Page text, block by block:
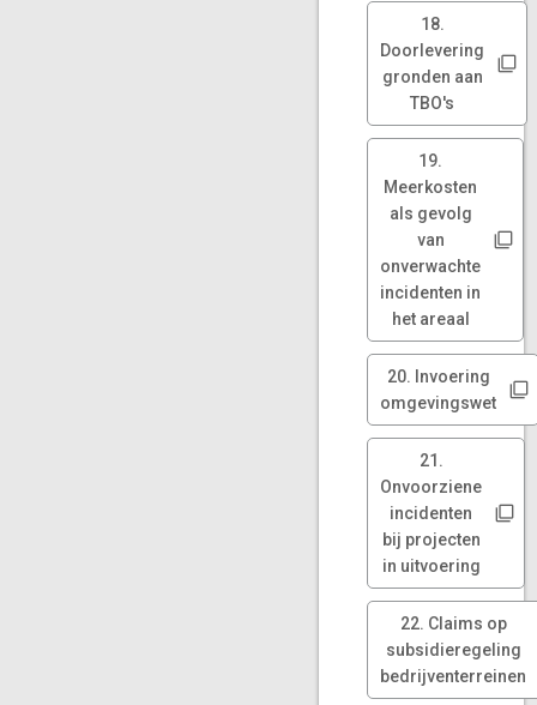
18.
Doorlevering
gronden aan
TBO's
19.
Meerkosten
als gevolg
van
onverwachte
incidenten in
het areaal
20. Invoering
omgevingswet
21.
Onvoorziene
incidenten
bij projecten
in uitvoering
22. Claims op
subsidieregeling
bedrijventerreinen